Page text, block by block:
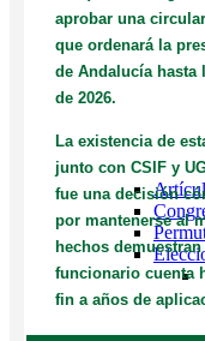
aprobar una
que ordenará la
de Andalucía hasta
de 2026.
La existencia de
junto con CSIF y
fue una decisión
por mantenerse al
hechos
funcionario cuenta
fin a años de